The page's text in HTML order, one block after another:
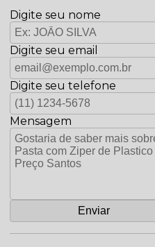
Digite seu nome
Digite seu email
Digite seu telefone
Mensagem